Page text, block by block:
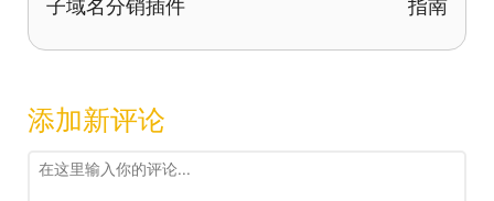
子域名分销插件 指南
添加新评论